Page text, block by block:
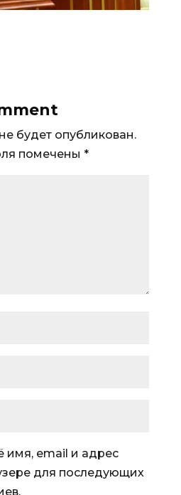
будет опубликован.
помечены *
имя, email и адрес
для последующих